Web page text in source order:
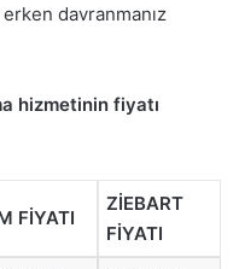
davranmanız
hizmetinin fiyatı
FİYATI
ZİEBART
FİYATI